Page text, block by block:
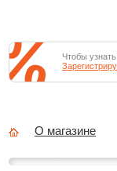
Чтобы
О магазине